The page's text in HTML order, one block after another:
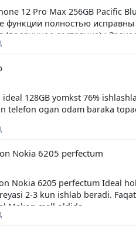
12 Pro Max 256GB Pacific
функции полностью
(подлинное состояние) •
кабель • IMEI совпадает с
ideal 128GB yomkst 76%
telefon ogan odam baraka
Nokia 6205 perfectum
Nokia 6205 perfectum Ideal
2-3 kun ishlab beradi.
Makon mall oldida